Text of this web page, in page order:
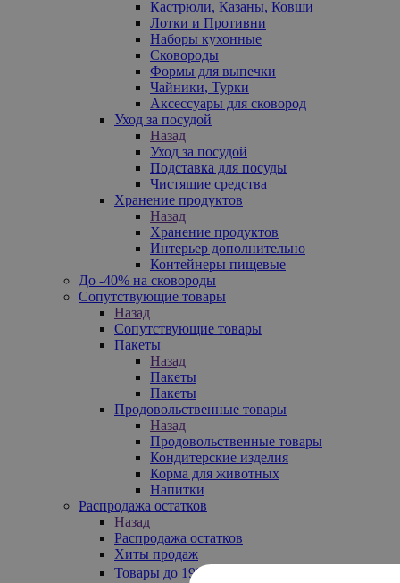
Кастрюли, Казаны, Ковши
Лотки и Противни
Наборы кухонные
Сковороды
Формы для выпечки
Чайники, Турки
Аксессуары для сковород
Уход за посудой
Назад
Уход за посудой
Подставка для посуды
Чистящие средства
Хранение продуктов
Назад
Хранение продуктов
Интерьер дополнительно
Контейнеры пищевые
До -40% на сковороды
Сопутствующие товары
Назад
Сопутствующие товары
Пакеты
Назад
Пакеты
Пакеты
Продовольственные товары
Назад
Продовольственные товары
Кондитерские изделия
Корма для животных
Напитки
Распродажа остатков
Назад
Распродажа остатков
Хиты продаж
Товары до 199₽